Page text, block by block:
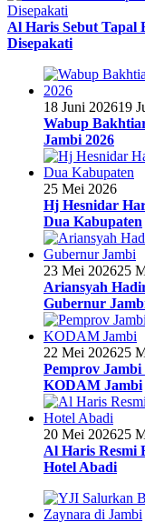
Al Haris Sebut Tapal
Disepakati
18 Juni 202619
Wabup
Jambi 2026
25 Mei 2026
Hj Hesnidar
Dua Kabupaten
23 Mei 202625
Ariansyah
Gubernur
22 Mei 202625
Pemprov
KODAM Jambi
20 Mei 202625
Al Haris Resmi
Hotel Abadi